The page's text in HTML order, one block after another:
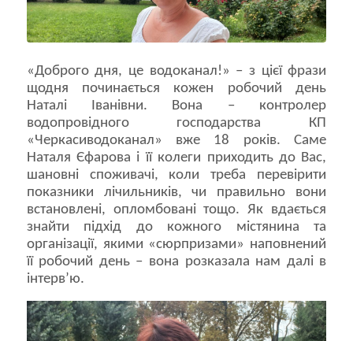
«Доброго дня, це водоканал!» – з цієї фрази
щодня починається кожен робочий день
Наталі Іванівни. Вона – контролер
водопровідного господарства КП
«Черкасиводоканал» вже 18 років. Саме
Наталя Єфарова і її колеги приходить до Вас,
шановні споживачі, коли треба перевірити
показники лічильників, чи правильно вони
встановлені, опломбовані тощо. Як вдається
знайти підхід до кожного містянина та
організації, якими «сюрпризами» наповнений
її робочий день – вона розказала нам далі в
інтерв’ю.